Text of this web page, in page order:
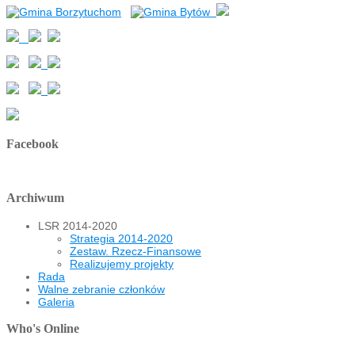
Facebook
Archiwum
LSR 2014-2020
Strategia 2014-2020
Zestaw. Rzecz-Finansowe
Realizujemy projekty
Rada
Walne zebranie członków
Galeria
Who's Online